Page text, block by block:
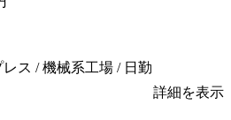
ス / 機械系工場 / 日勤
詳細を表示